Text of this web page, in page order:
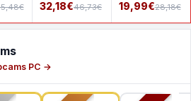
32,18€46,73€ 19,99€28,18€
PC →